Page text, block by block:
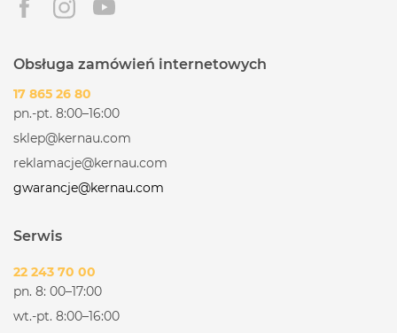
Obsługa zamówień internetowych
17 865 26 80
pn.-pt. 8:00–16:00
sklep@kernau.com
reklamacje@kernau.com
gwarancje@kernau.com
Serwis
22 243 70 00
pn. 8: 00–17:00
wt.-pt. 8:00–16:00